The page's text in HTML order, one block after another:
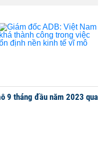
9 tháng đầu năm 2023 qua